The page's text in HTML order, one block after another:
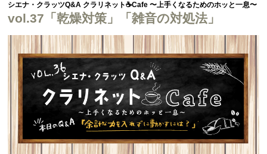
シエナ・クラッツQ&A クラリネット☕Cafe 〜上手くなるためのホッと一息〜
vol.37「乾燥対策」「雑音の対処法」